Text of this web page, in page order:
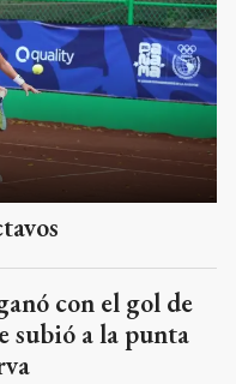
con el gol de
subió a la punta